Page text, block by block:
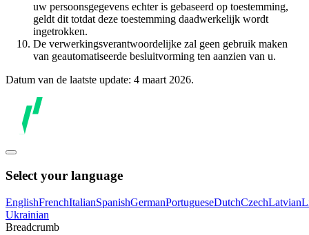
uw persoonsgegevens echter is gebaseerd op toestemming,
geldt dit totdat deze toestemming daadwerkelijk wordt
ingetrokken.
De verwerkingsverantwoordelijke zal geen gebruik maken
van geautomatiseerde besluitvorming ten aanzien van u.
Datum van de laatste update: 4 maart 2026.
Select your language
EnglishFrenchItalianSpanishGermanPortugueseDutchCzechLatvian
Ukrainian
Breadcrumb